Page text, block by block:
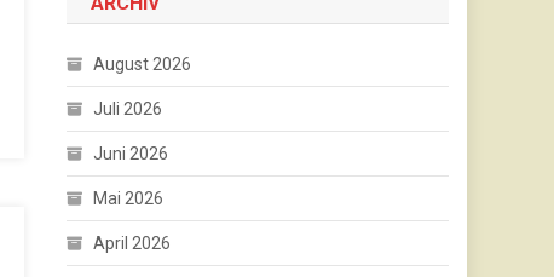
August 2026
Juli 2026
Juni 2026
Mai 2026
April 2026